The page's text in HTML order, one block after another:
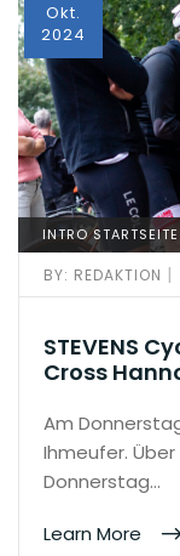
Okt.
2024
INTRO STARTSEITE
BY: REDAKTION |
STEVENS
Cross
Am
Ihmeufer.
Donnerstag…
Learn More